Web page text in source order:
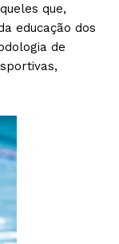
que,
educação dos
de